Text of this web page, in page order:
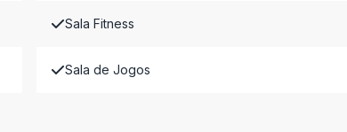
Sala Fitness
Sala de Jogos